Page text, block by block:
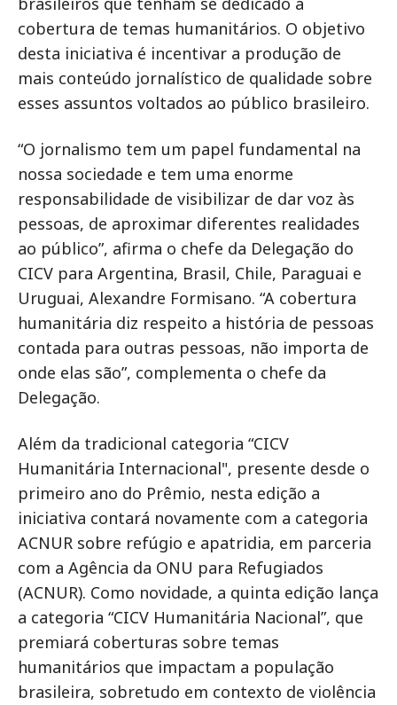
cobertura de temas humanitários. O objetivo
desta iniciativa é incentivar a produção de
mais conteúdo jornalístico de qualidade sobre
esses assuntos voltados ao público brasileiro.
“O jornalismo tem um papel fundamental na
nossa sociedade e tem uma enorme
responsabilidade de visibilizar de dar voz às
pessoas, de aproximar diferentes realidades
ao público”, afirma o chefe da Delegação do
CICV para Argentina, Brasil, Chile, Paraguai e
Uruguai, Alexandre Formisano. “A cobertura
humanitária diz respeito a história de pessoas
contada para outras pessoas, não importa de
onde elas são”, complementa o chefe da
Delegação.
Além da tradicional categoria “CICV
Humanitária Internacional", presente desde o
primeiro ano do Prêmio, nesta edição a
iniciativa contará novamente com a categoria
ACNUR sobre refúgio e apatridia, em parceria
com a Agência da ONU para Refugiados
(ACNUR). Como novidade, a quinta edição lança
a categoria “CICV Humanitária Nacional”, que
premiará coberturas sobre temas
humanitários que impactam a população
brasileira, sobretudo em contexto de violência